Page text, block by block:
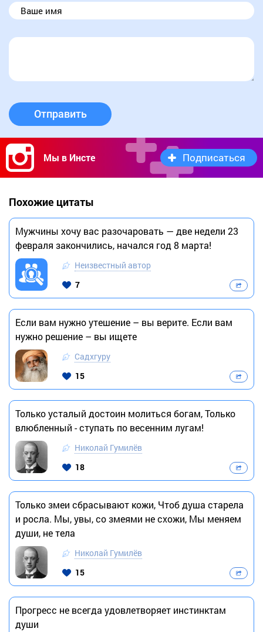
Отправить
Мы в Инсте Подписаться
Похожие цитаты
Мужчины хочу вас разочаровать — две недели 23
февраля закончились, начался год 8 марта!
Неизвестный автор
7
Если вам нужно утешение – вы верите. Если вам
нужно решение – вы ищете
Садхгуру
15
Только усталый достоин молиться богам, Только
влюбленный - ступать по весенним лугам!
Николай Гумилёв
18
Только змеи сбрасывают кожи, Чтоб душа старела
и росла. Мы, увы, со змеями не схожи, Мы меняем
души, не тела
Николай Гумилёв
15
Прогресс не всегда удовлетворяет инстинктам
души